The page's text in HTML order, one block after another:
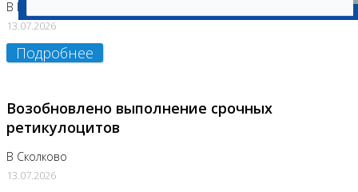
В Бутово
13.07.2026
Подробнее
Возобновлено выполнение срочных
ретикулоцитов
В Сколково
13.07.2026